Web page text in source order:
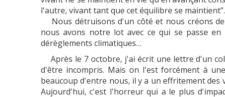
l'autre, vivant tant que cet équilibre se maintient”.
Nous détruisons d'un côté et nous créons
nous avons notre lot avec ce qui se passe
dérèglements climatiques…
Après le 7 octobre, j'ai écrit une lettre d'un
d'être incompris. Mais on l'est forcément à
beaucoup d'entre nous, il y a un effritement des
Aujourd'hui, c'est l'horreur qui a le plus